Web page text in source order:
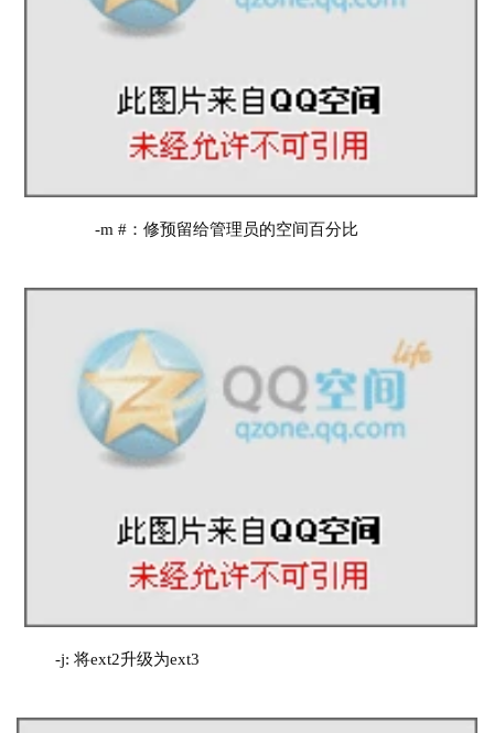
-m #：修预留给管理员的空间百分比
-j: 将ext2升级为ext3